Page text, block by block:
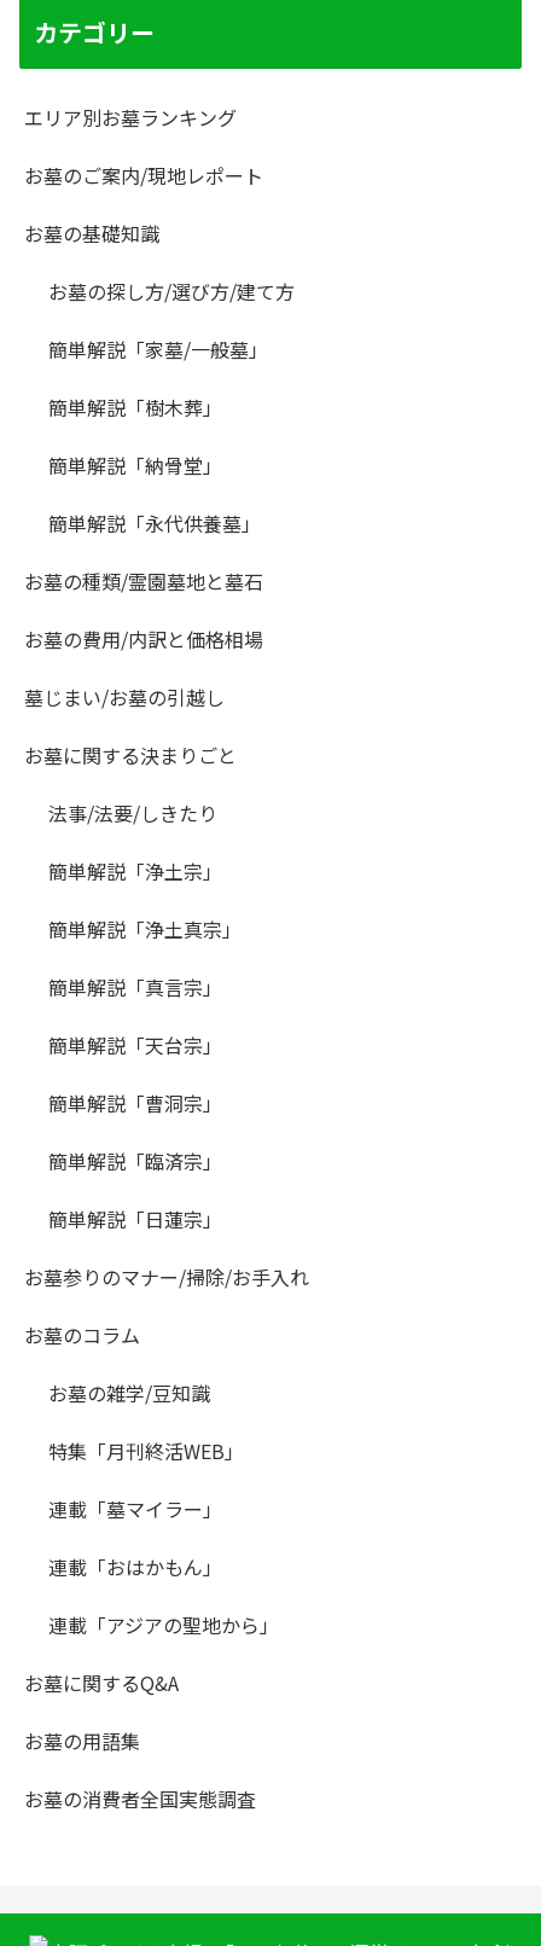
カテゴリー
エリア別お墓ランキング
お墓のご案内/現地レポート
お墓の基礎知識
お墓の探し方/選び方/建て方
簡単解説「家墓/一般墓」
簡単解説「樹木葬」
簡単解説「納骨堂」
簡単解説「永代供養墓」
お墓の種類/霊園墓地と墓石
お墓の費用/内訳と価格相場
墓じまい/お墓の引越し
お墓に関する決まりごと
法事/法要/しきたり
簡単解説「浄土宗」
簡単解説「浄土真宗」
簡単解説「真言宗」
簡単解説「天台宗」
簡単解説「曹洞宗」
簡単解説「臨済宗」
簡単解説「日蓮宗」
お墓参りのマナー/掃除/お手入れ
お墓のコラム
お墓の雑学/豆知識
特集「月刊終活WEB」
連載「墓マイラー」
連載「おはかもん」
連載「アジアの聖地から」
お墓に関するQ&A
お墓の用語集
お墓の消費者全国実態調査